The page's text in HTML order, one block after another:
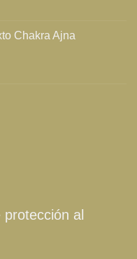
Chakra Ajna
al